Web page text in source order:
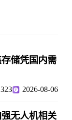
储凭国内需
2026-08-06
无人机相关